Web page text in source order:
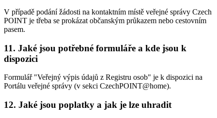
V případě podání žádosti na kontaktním místě veřejné správy Czech
POINT je třeba se prokázat občanským průkazem nebo cestovním
pasem.
11. Jaké jsou potřebné formuláře a kde jsou k
dispozici
Formulář "Veřejný výpis údajů z Registru osob" je k dispozici na
Portálu veřejné správy (v sekci CzechPOINT@home).
12. Jaké jsou poplatky a jak je lze uhradit